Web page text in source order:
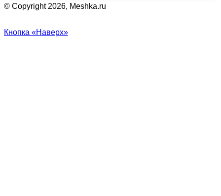
© Copyright 2026, Meshka.ru
Кнопка «Наверх»